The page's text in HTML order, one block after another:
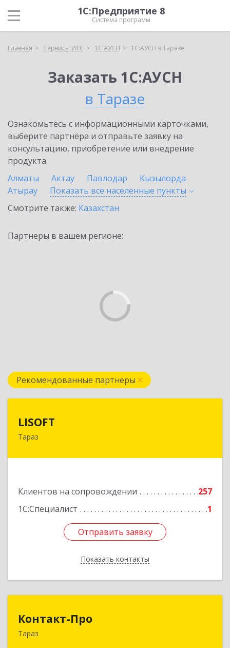
1С:Предприятие 8
Система программ
Главная Сервисы ИТС 1С:АУСН 1С:АУСН в Таразе
Заказать 1С:АУСН
в Таразе
Ознакомьтесь с информационными карточками,
выберите партнёра и отправьте заявку на
консультацию, приобретение или внедрение
продукта.
Алматы
Актау Павлодар
Кызылорда
Атырау
Показать все населенные пункты
Смотрите также: Казахстан
Партнеры в вашем регионе:
Рекомендованные партнеры
LISOFT
Тараз
Клиентов на сопровождении
257
1С:Специалист
1
Отправить заявку
Показать контакты
080002, Казахстан, Тараз, Казыбек Би, дом №
Отправить заявку
Назад
Контакт-Про
Тараз